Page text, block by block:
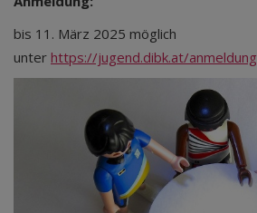
bis 11. März 2025 möglich
unter https://jugend.dibk.at/anmeldung